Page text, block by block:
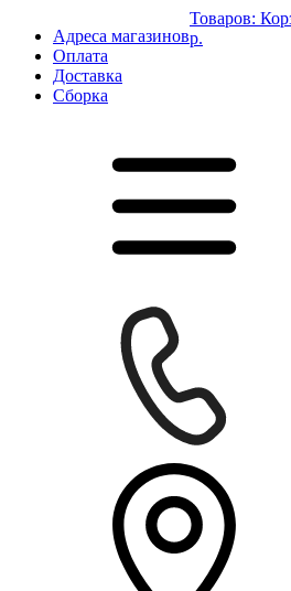
Адреса магазинов
Оплата
Доставка
Сборка
Товаров:
р.